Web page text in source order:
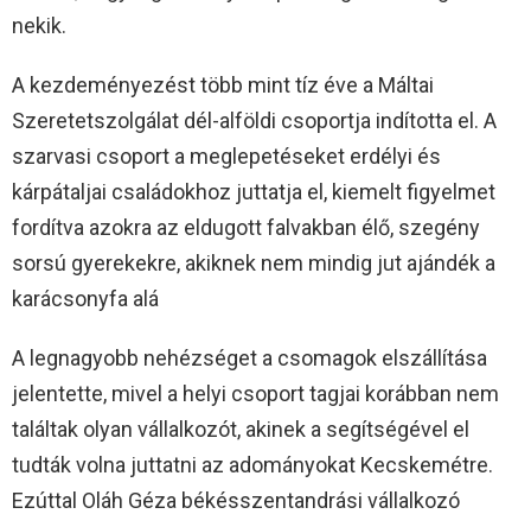
nekik.
A kezdeményezést több mint tíz éve a Máltai
Szeretetszolgálat dél-alföldi csoportja indította el. A
szarvasi csoport a meglepetéseket erdélyi és
kárpátaljai családokhoz juttatja el, kiemelt figyelmet
fordítva azokra az eldugott falvakban élő, szegény
sorsú gyerekekre, akiknek nem mindig jut ajándék a
karácsonyfa alá
A legnagyobb nehézséget a csomagok elszállítása
jelentette, mivel a helyi csoport tagjai korábban nem
találtak olyan vállalkozót, akinek a segítségével el
tudták volna juttatni az adományokat Kecskemétre.
Ezúttal Oláh Géza békésszentandrási vállalkozó